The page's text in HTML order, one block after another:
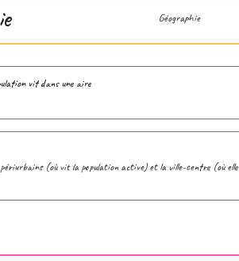
Géographie
vit dans une aire
(où vit la population active) et la ville-centre (où elle